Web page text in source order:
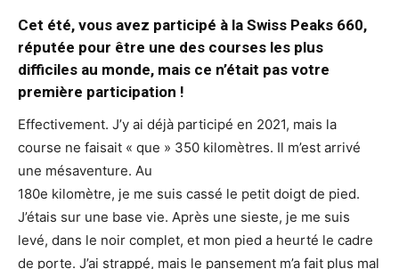
Cet été, vous avez participé à la Swiss Peaks 660,
réputée pour être une des courses les plus
difficiles au monde, mais ce n’était pas votre
première participation !
Effectivement. J’y ai déjà participé en 2021, mais la
course ne faisait « que » 350 kilomètres. Il m’est arrivé
une mésaventure. Au
180e kilomètre, je me suis cassé le petit doigt de pied.
J’étais sur une base vie. Après une sieste, je me suis
levé, dans le noir complet, et mon pied a heurté le cadre
de porte. J’ai strappé, mais le pansement m’a fait plus mal